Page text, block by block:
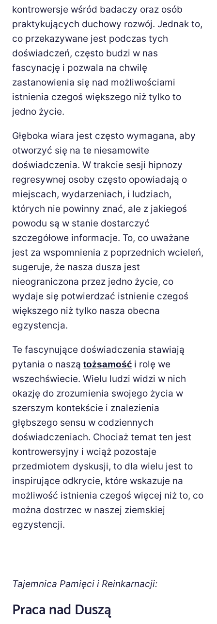
kontrowersje wśród badaczy oraz osób
praktykujących duchowy rozwój. Jednak to,
co przekazywane jest podczas tych
doświadczeń, często budzi w nas
fascynację i pozwala na chwilę
zastanowienia się nad możliwościami
istnienia czegoś większego niż tylko to
jedno życie.
Głęboka wiara jest często wymagana, aby
otworzyć się na te niesamowite
doświadczenia. W trakcie sesji hipnozy
regresywnej osoby często opowiadają o
miejscach, wydarzeniach, i ludziach,
których nie powinny znać, ale z jakiegoś
powodu są w stanie dostarczyć
szczegółowe informacje. To, co uważane
jest za wspomnienia z poprzednich wcieleń,
sugeruje, że nasza dusza jest
nieograniczona przez jedno życie, co
wydaje się potwierdzać istnienie czegoś
większego niż tylko nasza obecna
egzystencja.
Te fascynujące doświadczenia stawiają
pytania o naszą tożsamość i rolę we
wszechświecie. Wielu ludzi widzi w nich
okazję do zrozumienia swojego życia w
szerszym kontekście i znalezienia
głębszego sensu w codziennych
doświadczeniach. Chociaż temat ten jest
kontrowersyjny i wciąż pozostaje
przedmiotem dyskusji, to dla wielu jest to
inspirujące odkrycie, które wskazuje na
możliwość istnienia czegoś więcej niż to, co
można dostrzec w naszej ziemskiej
egzystencji.
Tajemnica Pamięci i Reinkarnacji:
Praca nad Duszą